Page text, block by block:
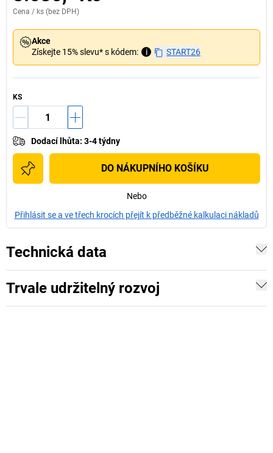
Cena / ks (bez DPH)
Akce
Získejte 15% slevu* s kódem:
i START26
KS
Dodací lhůta: 3-4 týdny
DO NÁKUPNÍHO KOŠÍKU
Nebo
Přihlásit se a ve třech krocích přejít k předběžné kalkulaci nákladů
Technická data
Trvale udržitelný rozvoj